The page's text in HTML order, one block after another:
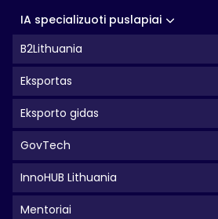
IA specializuoti puslapiai
B2Lithuania
Eksportas
Eksporto gidas
GovTech
InnoHUB Lithuania
Mentoriai